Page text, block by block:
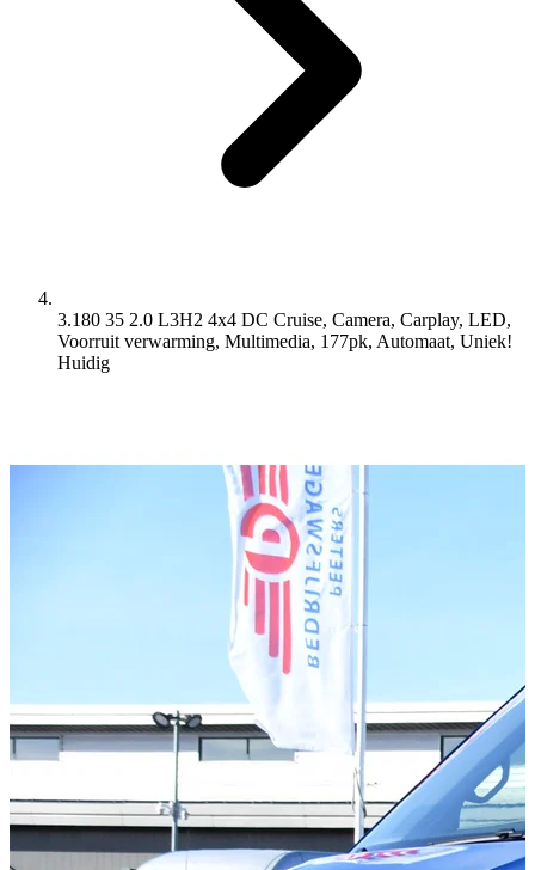
3.180 35 2.0 L3H2 4x4 DC Cruise, Camera, Carplay, LED,
Voorruit verwarming, Multimedia, 177pk, Automaat, Uniek!
Huidig